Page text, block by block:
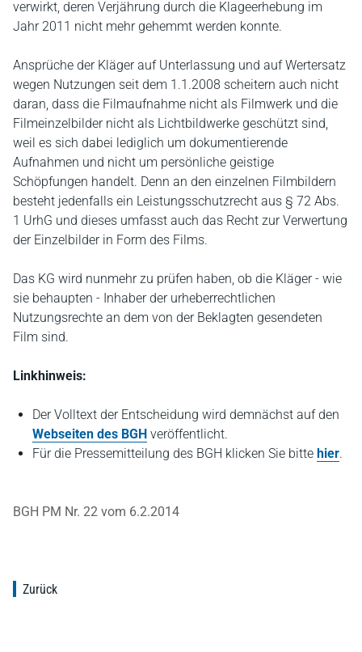
verwirkt, deren Verjährung durch die Klageerhebung im
Jahr 2011 nicht mehr gehemmt werden konnte.
Ansprüche der Kläger auf Unterlassung und auf Wertersatz
wegen Nutzungen seit dem 1.1.2008 scheitern auch nicht
daran, dass die Filmaufnahme nicht als Filmwerk und die
Filmeinzelbilder nicht als Lichtbildwerke geschützt sind,
weil es sich dabei lediglich um dokumentierende
Aufnahmen und nicht um persönliche geistige
Schöpfungen handelt. Denn an den einzelnen Filmbildern
besteht jedenfalls ein Leistungsschutzrecht aus § 72 Abs.
1 UrhG und dieses umfasst auch das Recht zur Verwertung
der Einzelbilder in Form des Films.
Das KG wird nunmehr zu prüfen haben, ob die Kläger - wie
sie behaupten - Inhaber der urheberrechtlichen
Nutzungsrechte an dem von der Beklagten gesendeten
Film sind.
Linkhinweis:
Der Volltext der Entscheidung wird demnächst auf den
Webseiten des BGH veröffentlicht.
Für die Pressemitteilung des BGH klicken Sie bitte hier.
BGH PM Nr. 22 vom 6.2.2014
Zurück